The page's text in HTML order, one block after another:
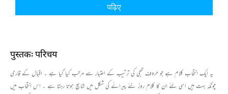
पढ़िए
पुस्तक: परिचय
یہ ایک انتخاب کلام ہے جو حروف تہجی کی ترتیب کے اعتبار سے مرتب کیا گیا ہے ۔ اقبال کے قاری
چونکہ بہت ہیں اسی لئے ان کا کلام روز نئے پیرائے کی شکل میں شایع ہوتا رہتا ہے ۔ اس انتخاب میں